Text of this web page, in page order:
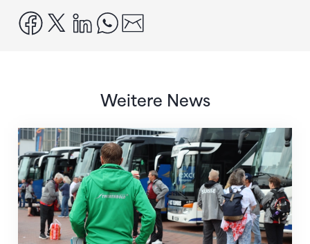
facebook
x linkedinwhatsapp
Weitere News
Twerenbold wird offizieller Reisepartner des STV